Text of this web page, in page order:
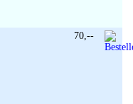
70,--